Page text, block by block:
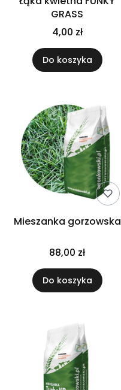
GRASS
4,00 zł
Do koszyka
Mieszanka gorzowska
88,00 zł
Do koszyka